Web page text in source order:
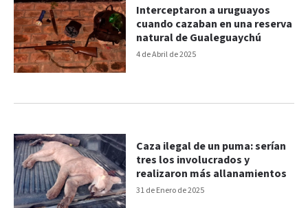
4 de Abril de 2025
Interceptaron a uruguayos
cuando cazaban en una reserva
natural de Gualeguaychú
31 de Enero de 2025
Caza ilegal de un puma: serían
tres los involucrados y
realizaron más allanamientos